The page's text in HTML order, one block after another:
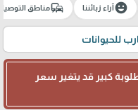
emoji_emotionsآراء زبائننا commuteمناطق
للحيوانات
كبير قد يتغير سعر